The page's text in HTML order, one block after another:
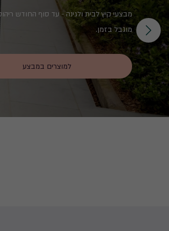
מבצעי קיץ לבית ולגינה - עד סוף החודש
מוגבל בזמן.
למוצרים במבצע